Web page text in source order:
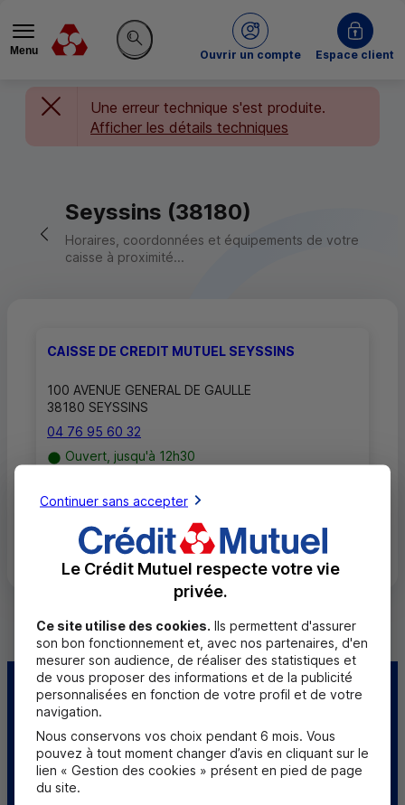
Menu
Rechercher sur le site
Ouvrir un compte
du Crédit MutuelEspace client
Une erreur technique s'est produite.
Afficher les détails techniques
Retour vers la page précédente
Seyssins (38180)
Horaires, coordonnées et équipements de votre
caisse à proximité...
CAISSE DE CREDIT MUTUEL SEYSSINS
100 AVENUE GENERAL DE GAULLE
38180 SEYSSINS
04 76 95 60 32
Ouvert, jusqu'à 12h30
Toutes les localités
Centre d'aide Trouver une caisse
Sourds et
malentendants
Continuer sans accepter
Le Crédit Mutuel respecte votre vie
privée.
Ce site utilise des cookies. Ils permettent d'assurer
son bon fonctionnement et, avec nos partenaires, d'en
mesurer son audience, de réaliser des statistiques et
de vous proposer des informations et de la publicité
personnalisées en fonction de votre profil et de votre
navigation.
Nous conservons vos choix pendant 6 mois. Vous
pouvez à tout moment changer d’avis en cliquant sur le
lien « Gestion des cookies » présent en pied de page
du site.